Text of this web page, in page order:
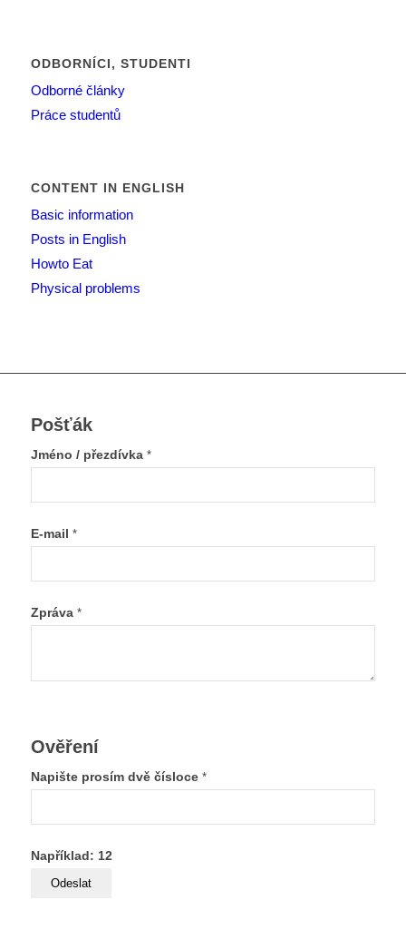
ODBORNÍCI, STUDENTI
Odborné články
Práce studentů
CONTENT IN ENGLISH
Basic information
Posts in English
Howto Eat
Physical problems
Pošťák
Jméno / přezdívka *
E-mail *
Zpráva *
Ověření
Napište prosím dvě čísloce *
Například: 12